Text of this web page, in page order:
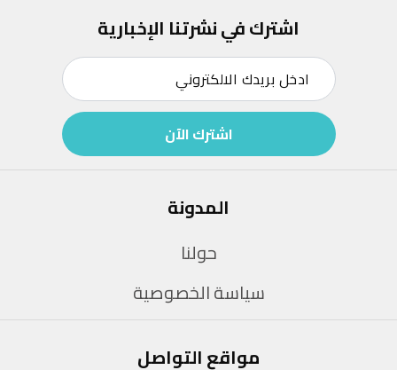
اشترك في نشرتنا الإخبارية
اشترك الآن
المدونة
حولنا
سياسة الخصوصية
مواقع التواصل